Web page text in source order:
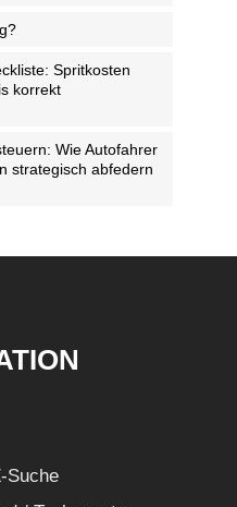
Spritkosten
korrekt
Wie Autofahrer
strategisch abfedern
Suche